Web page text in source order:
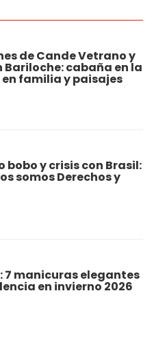
de Cande Vetrano y
Bariloche: cabaña en la
en familia y paisajes
bobo y crisis con Brasil:
somos Derechos y
7 manicuras elegantes
en invierno 2026